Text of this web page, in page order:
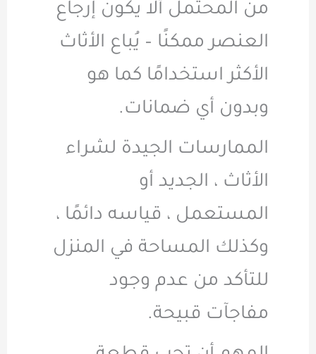
من المحتمل ألا يكون إرجاع
العنصر ممكنًا – يُباع الأثاث
الأكثر استخدامًا كما هو
وبدون أي ضمانات.
الممارسات الجيدة لشراء
الأثاث ، الجديد أو
المستعمل ، قياسه دائمًا ،
وكذلك المساحة في المنزل
للتأكد من عدم وجود
مفاجآت قبيحة.